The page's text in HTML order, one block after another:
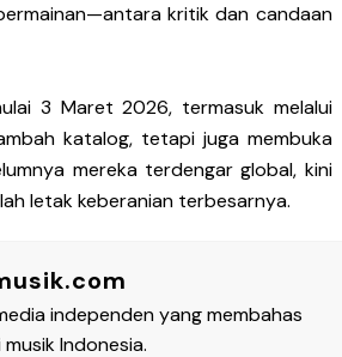
kritik dan candaan
3 Maret 2026, termasuk melalui
katalog, tetapi juga membuka
mereka terdengar global, kini
letak keberanian terbesarnya.
independen yang membahas
Indonesia.